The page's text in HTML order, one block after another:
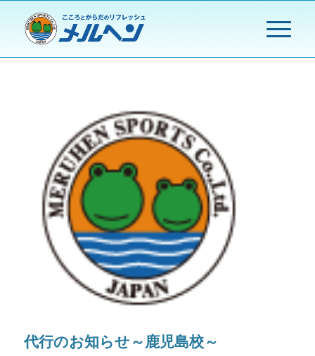
代行のお知らせ～鹿児島校～